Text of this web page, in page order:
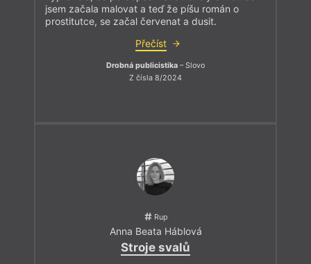
jsem začala malovat a teď že píšu román o
prostitutce, se začal červenat a dusit.
Přečíst
Drobná publicistika – Slovo
Z čísla 8/2024
Rup
Anna Beata Háblová
Stroje svalů